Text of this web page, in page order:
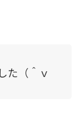
た（＾ｖ